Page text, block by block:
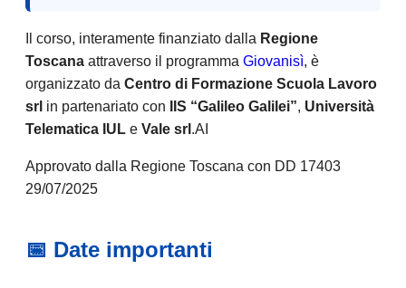
Il corso, interamente finanziato dalla Regione
Toscana attraverso il programma Giovanisì, è
organizzato da Centro di Formazione Scuola Lavoro
srl in partenariato con IIS “Galileo Galilei”, Università
Telematica IUL e Vale srl .AI
Approvato dalla Regione Toscana con DD 17403
29/07/2025
📅 Date importanti